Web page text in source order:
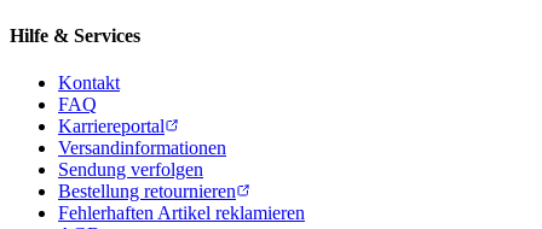
Hilfe & Services
Kontakt
FAQ
Karriereportal
Versandinformationen
Sendung verfolgen
Bestellung retournieren
Fehlerhaften Artikel reklamieren